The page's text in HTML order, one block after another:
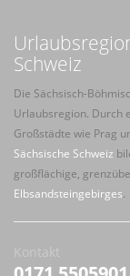
Schweiz
Die Sächsisch-
Urlaubsregion. Durch
Großstädte wie Prag
Sächsische Schweiz
großflächige,
Elbsandsteingebirges.
Kontakt